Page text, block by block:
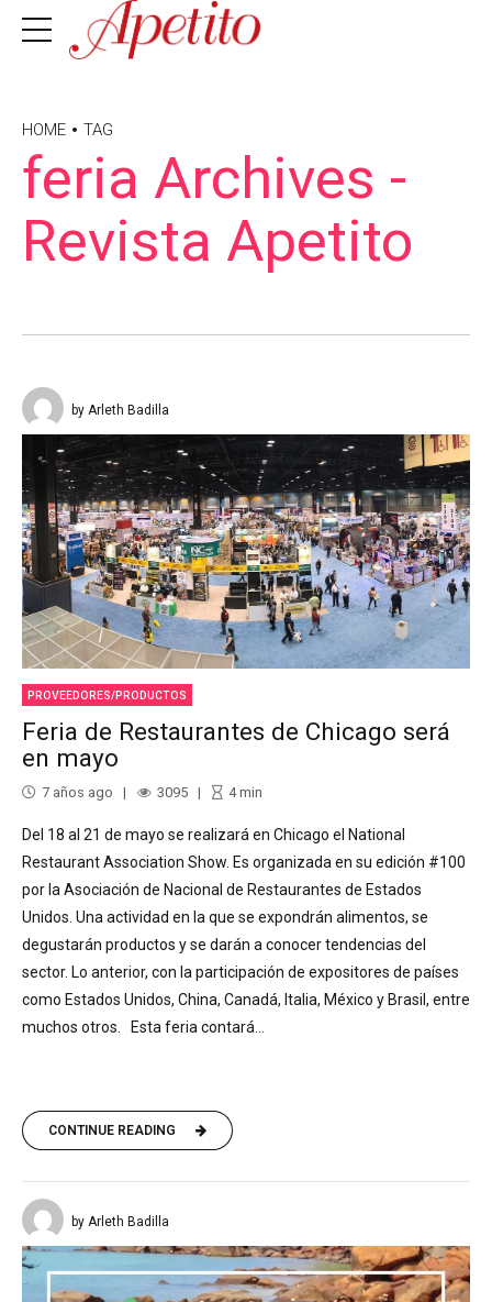
HOME TAG
feria Archives -
Revista Apetito
by Arleth Badilla
PROVEEDORES/PRODUCTOS
Feria de Restaurantes de Chicago será
en mayo
7 años ago 3095 4min
Del 18 al 21 de mayo se realizará en Chicago el National
Restaurant Association Show. Es organizada en su edición #100
por la Asociación de Nacional de Restaurantes de Estados
Unidos. Una actividad en la que se expondrán alimentos, se
degustarán productos y se darán a conocer tendencias del
sector. Lo anterior, con la participación de expositores de países
como Estados Unidos, China, Canadá, Italia, México y Brasil, entre
muchos otros. Esta feria contará...
CONTINUE READING
by Arleth Badilla